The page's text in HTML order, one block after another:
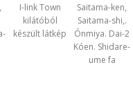
I-link Town
kilátóból
készült látkép
Saitama-ken,
Saitama-shi,.
Ónmiya. Dai-2
Kóen. Shidare-
ume fa